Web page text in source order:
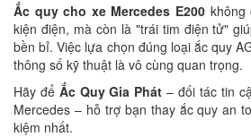
Ắc quy cho xe Mercedes E200không
kiện điện, mà còn là "trái tim điện tử"
bền bỉ. Việc lựa chọn đúng loại ắc quy
thông số kỹ thuật là vô cùng quan trọng.
Hãy để Ắc Quy Gia Phát – đối tác tin
Mercedes – hỗ trợ bạn thay ắc quy an
kiệm nhất.